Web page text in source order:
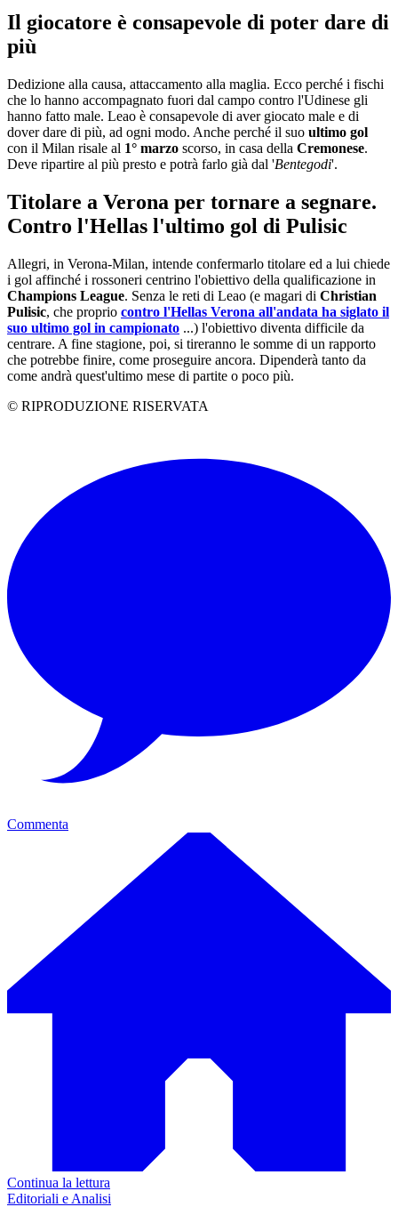
Il giocatore è consapevole di poter dare di
più
Dedizione alla causa, attaccamento alla maglia. Ecco perché i fischi
che lo hanno accompagnato fuori dal campo contro l'Udinese gli
hanno fatto male. Leao è consapevole di aver giocato male e di
dover dare di più, ad ogni modo. Anche perché il suo ultimo gol
con il Milan risale al 1° marzo scorso, in casa della Cremonese.
Deve ripartire al più presto e potrà farlo già dal 'Bentegodi'.
Titolare a Verona per tornare a segnare.
Contro l'Hellas l'ultimo gol di Pulisic
Allegri, in Verona-Milan, intende confermarlo titolare ed a lui chiede
i gol affinché i rossoneri centrino l'obiettivo della qualificazione in
Champions League. Senza le reti di Leao (e magari di Christian
Pulisic, che proprio contro l'Hellas Verona all'andata ha siglato il
suo ultimo gol in campionato ...) l'obiettivo diventa difficile da
centrare. A fine stagione, poi, si tireranno le somme di un rapporto
che potrebbe finire, come proseguire ancora. Dipenderà tanto da
come andrà quest'ultimo mese di partite o poco più.
© RIPRODUZIONE RISERVATA
Commenta
Continua la lettura
Editoriali e Analisi